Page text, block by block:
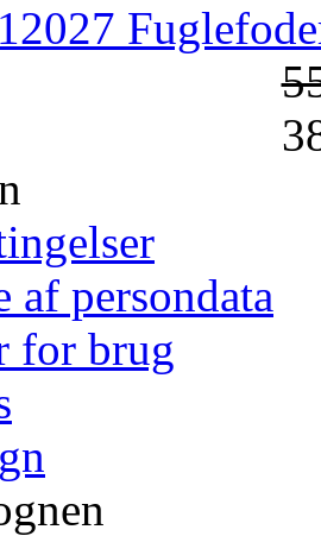
12027
af persondata
for brug